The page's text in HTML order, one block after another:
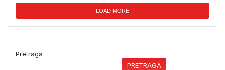
LOAD MORE
Pretraga
PRETRAGA